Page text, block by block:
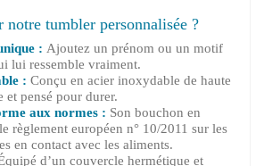
notre tumbler personnalisée ?
: Ajoutez un prénom ou un motif
lui ressemble vraiment.
: Conçu en acier inoxydable de haute
et pensé pour durer.
aux normes : Son bouchon en
règlement européen n° 10/2011 sur les
en contact avec les aliments.
d’un couvercle hermétique et